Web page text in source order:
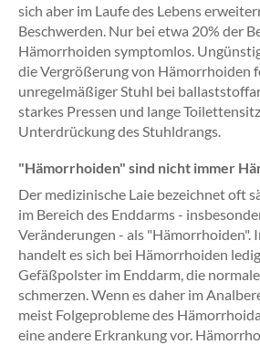
sich aber im Laufe des Lebens
Beschwerden. Nur bei etwa 20% der
Hämorrhoiden symptomlos.
die Vergrößerung von Hämorrhoiden
unregelmäßiger Stuhl bei
starkes Pressen und lange
Unterdrückung des Stuhldrangs.
"Hämorrhoiden" sind nicht immer
Der medizinische Laie bezeichnet oft
im Bereich des Enddarms -
Veränderungen - als "Hämorrhoiden".
handelt es sich bei Hämorrhoiden
Gefäßpolster im Enddarm, die
schmerzen. Wenn es daher im
meist Folgeprobleme des
eine andere Erkrankung vor.